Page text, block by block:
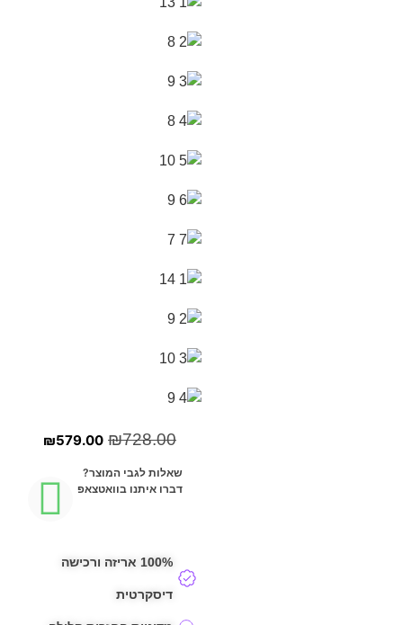
₪728.00
₪579.00
שאלות לגבי המוצר?
דברו איתנו בוואטצאפ
100% אריזה ורכישה
דיסקרטית